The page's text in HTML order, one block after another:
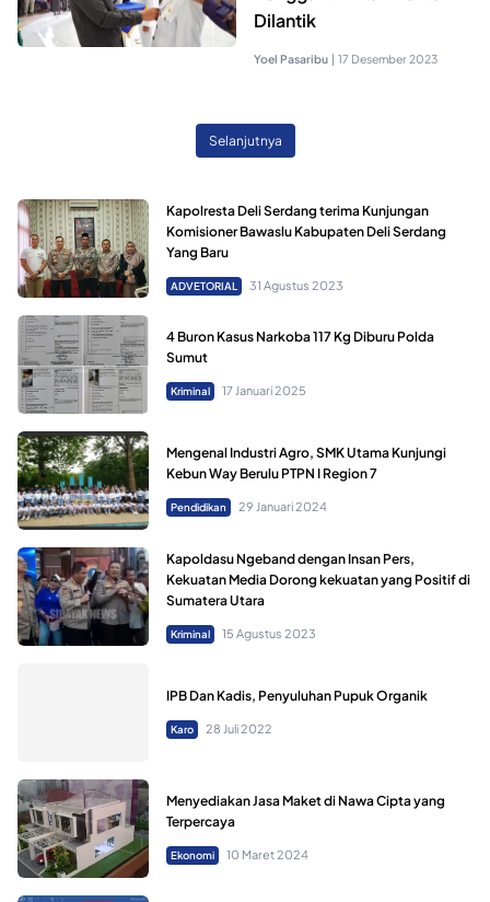
Dilantik
Yoel Pasaribu | 17 Desember 2023
Selanjutnya
Kapolresta Deli Serdang terima Kunjungan
Komisioner Bawaslu Kabupaten Deli Serdang
Yang Baru
ADVETORIAL 31 Agustus 2023
4 Buron Kasus Narkoba 117 Kg Diburu Polda
Sumut
Kriminal 17 Januari 2025
Mengenal Industri Agro, SMK Utama Kunjungi
Kebun Way Berulu PTPN I Region 7
Pendidikan 29 Januari 2024
Kapoldasu Ngeband dengan Insan Pers,
Kekuatan Media Dorong kekuatan yang Positif di
Sumatera Utara
Kriminal 15 Agustus 2023
IPB Dan Kadis, Penyuluhan Pupuk Organik
Karo 28 Juli 2022
Menyediakan Jasa Maket di Nawa Cipta yang
Terpercaya
Ekonomi 10 Maret 2024